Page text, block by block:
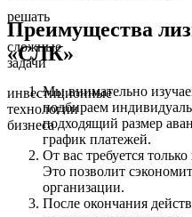
решать
сложные
задачи
инвестиционные
технологии
бизнеса
Преимущества
«СЛК»
Мы внимательно
подбираем
подходящий размер
график платежей.
От вас требуется
Это позволит
организации.
После окончания